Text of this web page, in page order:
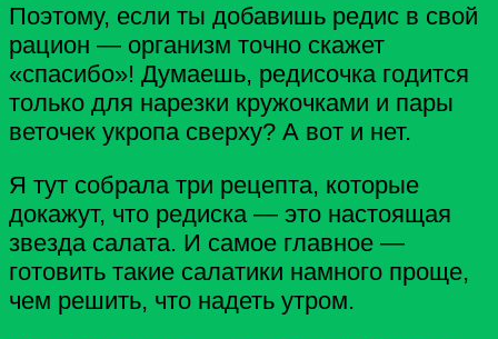
Поэтому, если ты добавишь редис в свой
рацион — организм точно скажет
«спасибо»! Думаешь, редисочка годится
только для нарезки кружочками и пары
веточек укропа сверху? А вот и нет.
Я тут собрала три рецепта, которые
докажут, что редиска — это настоящая
звезда салата. И самое главное —
готовить такие салатики намного проще,
чем решить, что надеть утром.